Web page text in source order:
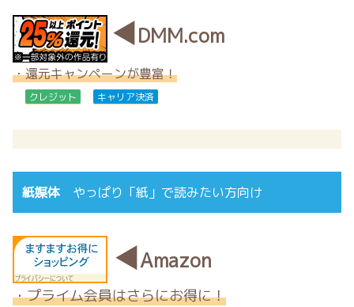
◀DMM.com
・還元キャンペーンが豊富！
クレジット キャリア決済
紙媒体 やっぱり「紙」で読みたい方向け
◀Amazon
・プライム会員はさらにお得に！